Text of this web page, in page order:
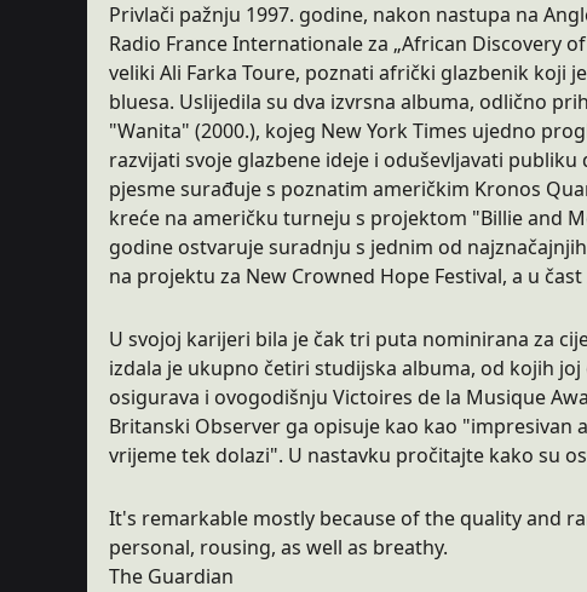
Privlači pažnju 1997. godine, nakon nastupa na
Radio France Internationale za „African Discovery
veliki Ali Farka Toure, poznati afrički glazbenik koji
bluesa. Uslijedila su dva izvrsna albuma, odlično
"Wanita" (2000.), kojeg New York Times ujedno
razvijati svoje glazbene ideje i oduševljavati
pjesme surađuje s poznatim američkim Kronos
kreće na američku turneju s projektom "Billie and
godine ostvaruje suradnju s jednim od
na projektu za New Crowned Hope Festival, a u
U svojoj karijeri bila je čak tri puta nominirana za
izdala je ukupno četiri studijska albuma, od kojih
osigurava i ovogodišnju Victoires de la Musique
Britanski Observer ga opisuje kao kao
vrijeme tek dolazi". U nastavku pročitajte kako su
It's remarkable mostly because of the quality and
personal, rousing, as well as breathy.
The Guardian